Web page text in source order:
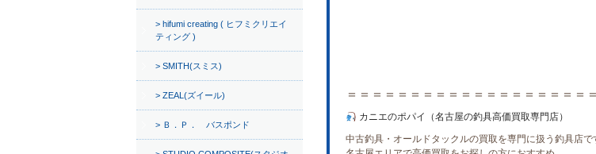
＝＝＝＝＝＝＝＝＝＝＝＝＝＝＝＝＝＝＝
カニエのポパイ（名古屋の釣具高価買取専門店）
中古釣具・オールドタックルの買取を専門に扱う釣具店で
hifumi creating ( ヒフミクリエイ
ティング )
SMITH(スミス)
ZEAL(ズイール)
Ｂ．Ｐ． バスポンド